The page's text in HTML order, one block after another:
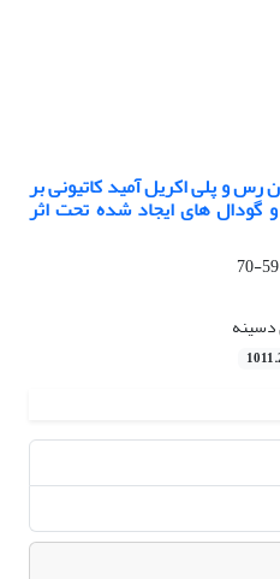
رس و پلی اکریل آمید کاتیونی بر
های ایجاد شده تحت اثر
59-70
دسینه